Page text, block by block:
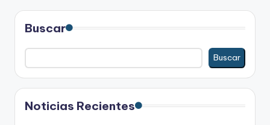
Buscar
Buscar
Noticias Recientes